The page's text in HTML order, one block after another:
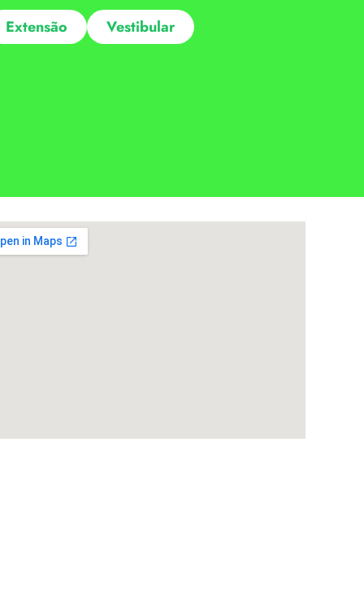
Extensão Vestibular